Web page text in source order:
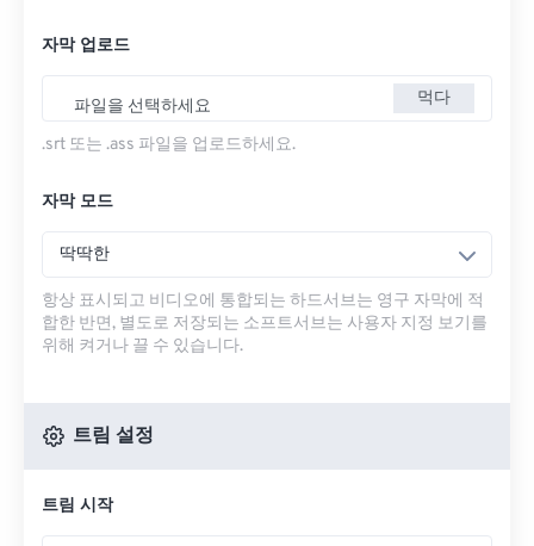
자막 업로드
파일을 선택하세요 먹다
.srt 또는 .ass 파일을 업로드하세요.
자막 모드
딱딱한
항상 표시되고 비디오에 통합되는 하드서브는 영구 자막에 적
합한 반면, 별도로 저장되는 소프트서브는 사용자 지정 보기를
위해 켜거나 끌 수 있습니다.
트림 설정
트림 시작